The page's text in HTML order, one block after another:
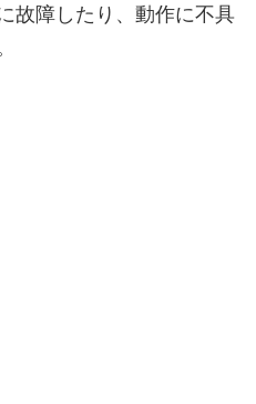
故障したり、動作に不具